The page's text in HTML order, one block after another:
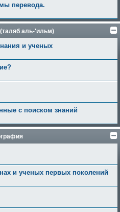
перевода.
аль-'ильм)
и ученых
с поиском знаний
и ученых первых поколений